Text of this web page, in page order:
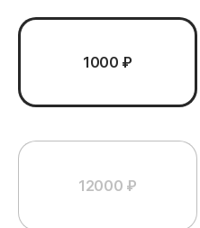
1000 ₽
12000 ₽